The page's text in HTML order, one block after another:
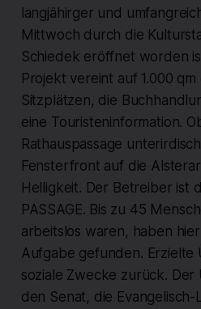
langjähirger und
Mittwoch durch die
Schiedek eröffnet worden
Projekt vereint auf 1.000
Sitzplätzen, die
eine Touristeninformation.
Rathauspassage
Fensterfront auf die
Helligkeit. Der Betreiber ist
PASSAGE. Bis zu 45
arbeitslos waren, haben
Aufgabe gefunden. Erzielte
soziale Zwecke zurück.
den Senat, die Evangelisch-